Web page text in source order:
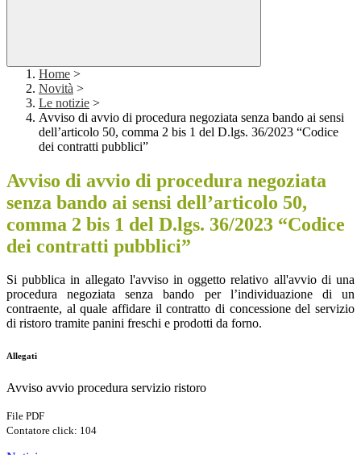
Home >
Novità >
Le notizie >
Avviso di avvio di procedura negoziata senza bando ai sensi
dell’articolo 50, comma 2 bis 1 del D.lgs. 36/2023 “Codice
dei contratti pubblici”
Avviso di avvio di procedura negoziata
senza bando ai sensi dell’articolo 50,
comma 2 bis 1 del D.lgs. 36/2023 “Codice
dei contratti pubblici”
Si pubblica in allegato l'avviso in oggetto relativo all'avvio di una
procedura negoziata senza bando per l’individuazione di un
contraente, al quale affidare il contratto di concessione del servizio
di ristoro tramite panini freschi e prodotti da forno.
Allegati
Avviso avvio procedura servizio ristoro
File PDF
Contatore click: 104